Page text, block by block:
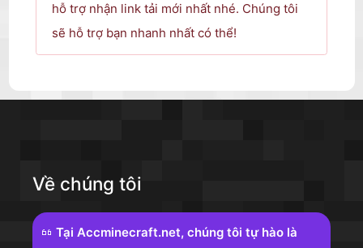
hỗ trợ nhận link tải mới nhất nhé. Chúng tôi
sẽ hỗ trợ bạn nhanh nhất có thể!
Về chúng tôi
Tại Accminecraft.net, chúng tôi tự hào là